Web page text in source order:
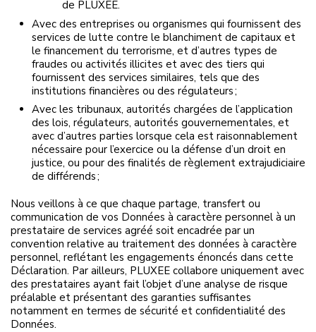
de PLUXEE.
Avec des entreprises ou organismes qui fournissent des
services de lutte contre le blanchiment de capitaux et
le financement du terrorisme, et d’autres types de
fraudes ou activités illicites et avec des tiers qui
fournissent des services similaires, tels que des
institutions financières ou des régulateurs ;
Avec les tribunaux, autorités chargées de l’application
des lois, régulateurs, autorités gouvernementales, et
avec d’autres parties lorsque cela est raisonnablement
nécessaire pour l’exercice ou la défense d’un droit en
justice, ou pour des finalités de règlement extrajudiciaire
de différends ;
Nous veillons à ce que chaque partage, transfert ou
communication de vos Données à caractère personnel à un
prestataire de services agréé soit encadrée par un
convention relative au traitement des données à caractère
personnel, reflétant les engagements énoncés dans cette
Déclaration. Par ailleurs, PLUXEE collabore uniquement avec
des prestataires ayant fait l’objet d’une analyse de risque
préalable et présentant des garanties suffisantes
notamment en termes de sécurité et confidentialité des
Données.